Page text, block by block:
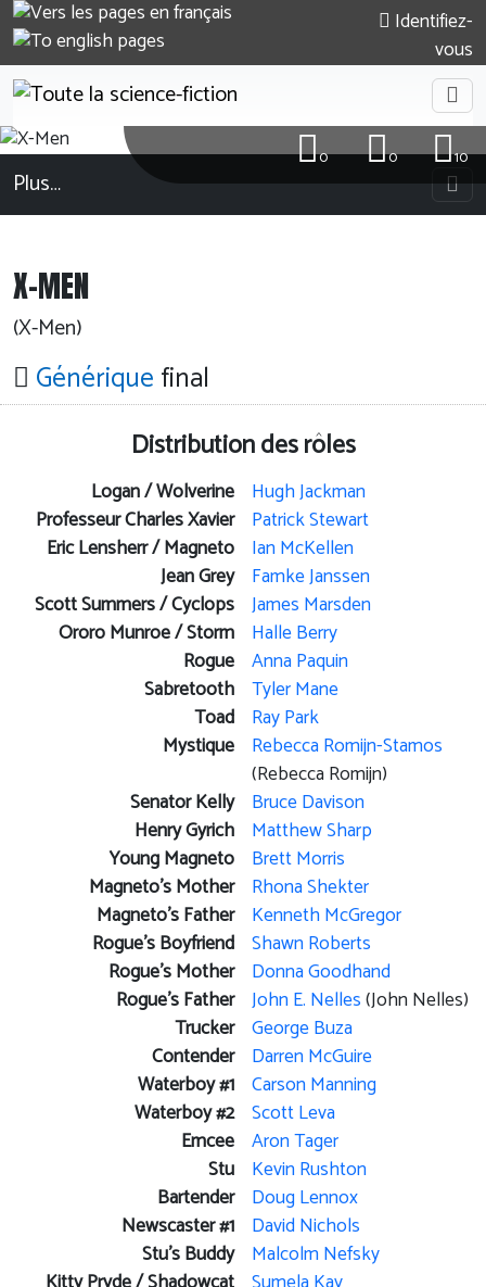
Identifiez-
vous
10
0
0
Plus…
X-MEN
(X-Men)
Génériquefinal
Distribution des rôles
Logan / Wolverine Hugh Jackman
Professeur Charles Xavier Patrick Stewart
Eric Lensherr / Magneto Ian McKellen
Jean Grey Famke Janssen
Scott Summers / Cyclops James Marsden
Ororo Munroe / Storm Halle Berry
Rogue Anna Paquin
Sabretooth Tyler Mane
Toad Ray Park
Mystique Rebecca Romijn-Stamos
(Rebecca Romijn)
Senator Kelly Bruce Davison
Henry Gyrich Matthew Sharp
Young Magneto Brett Morris
Magneto's Mother Rhona Shekter
Magneto's Father Kenneth McGregor
Rogue's Boyfriend Shawn Roberts
Rogue's Mother Donna Goodhand
Rogue's Father John E. Nelles(John Nelles)
Trucker George Buza
Contender Darren McGuire
Waterboy #1 Carson Manning
Waterboy #2 Scott Leva
Emcee Aron Tager
Stu Kevin Rushton
Bartender Doug Lennox
Newscaster #1 David Nichols
Stu's Buddy Malcolm Nefsky